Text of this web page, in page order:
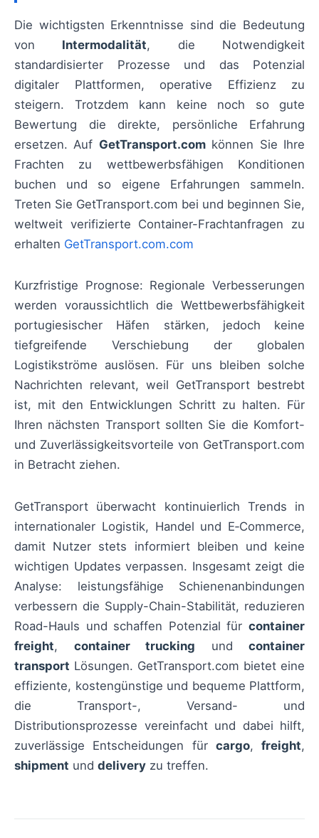
Die wichtigsten Erkenntnisse sind die Bedeutung
von Intermodalität, die Notwendigkeit
standardisierter Prozesse und das Potenzial
digitaler Plattformen, operative Effizienz zu
steigern. Trotzdem kann keine noch so gute
Bewertung die direkte, persönliche Erfahrung
ersetzen. Auf GetTransport.comkönnen Sie Ihre
Frachten zu wettbewerbsfähigen Konditionen
buchen und so eigene Erfahrungen sammeln.
Treten Sie GetTransport.com bei und beginnen Sie,
weltweit verifizierte Container-Frachtanfragen zu
erhalten GetTransport.com.com
Kurzfristige Prognose: Regionale Verbesserungen
werden voraussichtlich die Wettbewerbsfähigkeit
portugiesischer Häfen stärken, jedoch keine
tiefgreifende Verschiebung der globalen
Logistikströme auslösen. Für uns bleiben solche
Nachrichten relevant, weil GetTransport bestrebt
ist, mit den Entwicklungen Schritt zu halten. Für
Ihren nächsten Transport sollten Sie die Komfort-
und Zuverlässigkeitsvorteile von GetTransport.com
in Betracht ziehen.
GetTransport überwacht kontinuierlich Trends in
internationaler Logistik, Handel und E‑Commerce,
damit Nutzer stets informiert bleiben und keine
wichtigen Updates verpassen. Insgesamt zeigt die
Analyse: leistungsfähige Schienenanbindungen
verbessern die Supply-Chain-Stabilität, reduzieren
Road-Hauls und schaffen Potenzial für container
freight, container trucking und container
transport Lösungen. GetTransport.com bietet eine
effiziente, kostengünstige und bequeme Plattform,
die Transport-, Versand- und
Distributionsprozesse vereinfacht und dabei hilft,
zuverlässige Entscheidungen für cargo, freight,
shipment und delivery zu treffen.